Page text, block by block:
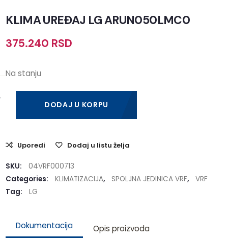
KLIMA UREĐAJ LG ARUN050LMC0
375.240 RSD
Na stanju
DODAJ U KORPU
Uporedi Dodaj u listu želja
SKU:
04VRF000713
Categories:
KLIMATIZACIJA, SPOLJNA JEDINICA VRF,
VRF
Tag:
LG
Dokumentacija Opis proizvoda